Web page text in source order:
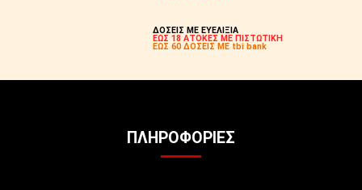
ΔΟΣΕΙΣ ΜΕ ΕΥΕΛΙΞΙΑ
ΕΩΣ 18 ΑΤΟΚΕΣ ΜΕ ΠΙΣΤΩΤΙΚΗ
ΕΩΣ 60 ΔΟΣΕΙΣ ΜΕ tbi bank
ΠΛΗΡΟΦΟΡΊΕΣ